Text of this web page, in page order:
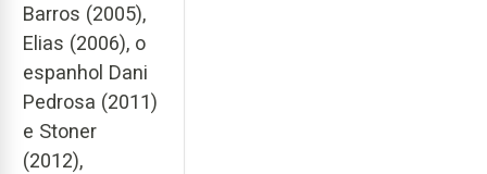
Barros (2005),
Elias (2006), o
espanhol Dani
Pedrosa (2011)
e Stoner
(2012),